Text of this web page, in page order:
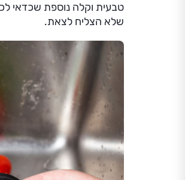
טבעית וקלה נוספת שכדאי
שלא הצליח לצאת.